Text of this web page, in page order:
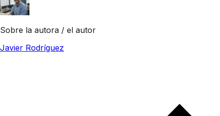
Sobre la autora / el autor
Javier Rodríguez